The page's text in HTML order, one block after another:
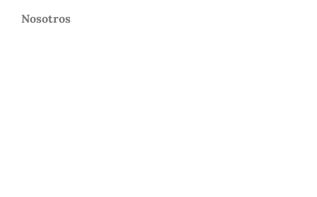
Nosotros